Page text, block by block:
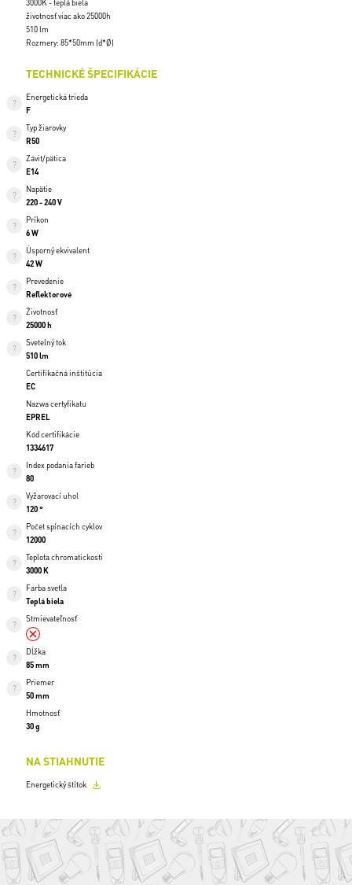
3000K - teplá biela
životnosť viac ako 25000h
510 lm
Rozmery: 85*50mm (d*Ø)
TECHNICKÉ ŠPECIFIKÁCIE
Energetická trieda
F
Typ žiarovky
R50
Závit/pätica
E14
Napätie
220 - 240 V
Príkon
6 W
Úsporný ekvivalent
42 W
Prevedenie
Reflektorové
Životnosť
25000 h
Svetelný tok
510 lm
Certifikačná inštitúcia
EC
Nazwa certyfikatu
EPREL
Kód certifikácie
1334617
Index podania farieb
80
Vyžarovací uhol
120 °
Počet spínacích cyklov
12000
Teplota chromatickosti
3000 K
Farba svetla
Teplá biela
Stmievateľnosť
Dĺžka
85 mm
Priemer
50 mm
Hmotnosť
30 g
NA STIAHNUTIE
Energetický štítok